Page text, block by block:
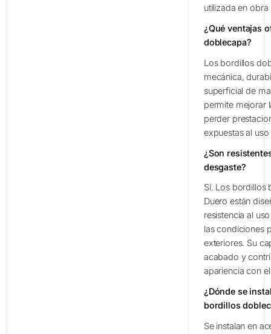
utilizada en
¿Qué ventajas
doblecapa?
Los bordillos
mecánica,
superficial de
permite mejorar
perder
expuestas al
¿Son
desgaste?
Sí. Los bordillos
Duero están
resistencia al
las condiciones
exteriores. Su
acabado y
apariencia con
¿Dónde se
bordillos
Se instalan en